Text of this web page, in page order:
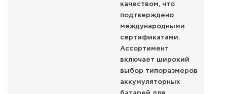
качеством, что
подтверждено
международными
сертификатами.
Ассортимент
включает широкий
выбор типоразмеров
аккумуляторных